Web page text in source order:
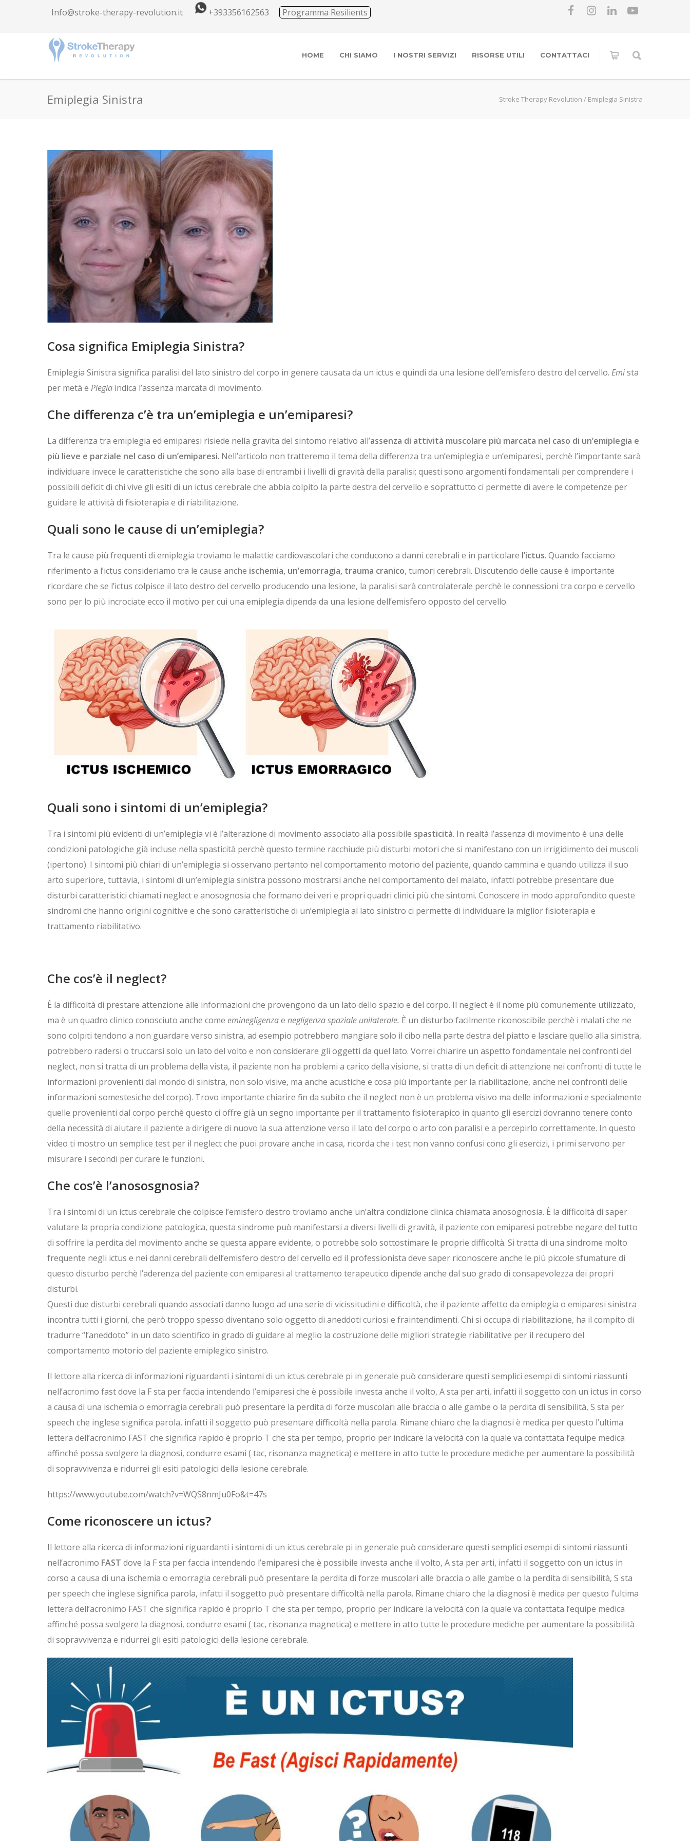
Info@stroke-therapy-revolution.it +393356162563 Programma Resilients
HOME CHI SIAMO I NOSTRI SERVIZI RISORSE UTILI CONTATTACI
Emiplegia Sinistra Stroke Therapy Revolution / Emiplegia Sinistra
Cosa significa Emiplegia Sinistra?
Emiplegia Sinistra significa paralisi del lato sinistro del corpo in genere causata da un ictus e quindi da una lesione dell’emisfero destro del cervello. Emista
per metà e Plegia indica l’assenza marcata di movimento.
Che differenza c’è tra un’emiplegia e un’emiparesi?
La differenza tra emiplegia ed emiparesi risiede nella gravita del sintomo relativo all’assenza di attività muscolare più marcata nel caso di un’emiplegia e
più lieve e parziale nel caso di un’emiparesi. Nell’articolo non tratteremo il tema della differenza tra un’emiplegia e un’emiparesi, perchè l’importante sarà
individuare invece le caratteristiche che sono alla base di entrambi i livelli di gravità della paralisi; questi sono argomenti fondamentali per comprendere i
possibili deficit di chi vive gli esiti di un ictus cerebrale che abbia colpito la parte destra del cervello e soprattutto ci permette di avere le competenze per
guidare le attività di fisioterapia e di riabilitazione.
Quali sono le cause di un’emiplegia?
Tra le cause più frequenti di emiplegia troviamo le malattie cardiovascolari che conducono a danni cerebrali e in particolare l’ictus. Quando facciamo
riferimento a l’ictus consideriamo tra le cause anche ischemia, un’emorragia, trauma cranico, tumori cerebrali. Discutendo delle cause è importante
ricordare che se l’ictus colpisce il lato destro del cervello producendo una lesione, la paralisi sarà controlaterale perchè le connessioni tra corpo e cervello
sono per lo più incrociate ecco il motivo per cui una emiplegia dipenda da una lesione dell’emisfero opposto del cervello.
Quali sono i sintomi di un’emiplegia?
Tra i sintomi più evidenti di un’emiplegia vi è l’alterazione di movimento associato alla possibile spasticità. In realtà l’assenza di movimento è una delle
condizioni patologiche già incluse nella spasticità perchè questo termine racchiude più disturbi motori che si manifestano con un irrigidimento dei muscoli
(ipertono). I sintomi più chiari di un’emiplegia si osservano pertanto nel comportamento motorio del paziente, quando cammina e quando utilizza il suo
arto superiore, tuttavia, i sintomi di un’emiplegia sinistra possono mostrarsi anche nel comportamento del malato, infatti potrebbe presentare due
disturbi caratteristici chiamati neglect e anosognosia che formano dei veri e propri quadri clinici più che sintomi. Conoscere in modo approfondito queste
sindromi che hanno origini cognitive e che sono caratteristiche di un’emiplegia al lato sinistro ci permette di individuare la miglior fisioterapia e
trattamento riabilitativo.
Che cos’è il neglect?
È la difficoltà di prestare attenzione alle informazioni che provengono da un lato dello spazio e del corpo. Il neglect è il nome più comunemente utilizzato,
ma è un quadro clinico conosciuto anche come eminegligenzae negligenza spaziale unilaterale. È un disturbo facilmente riconoscibile perchè i malati che ne
sono colpiti tendono a non guardare verso sinistra, ad esempio potrebbero mangiare solo il cibo nella parte destra del piatto e lasciare quello alla sinistra,
potrebbero radersi o truccarsi solo un lato del volto e non considerare gli oggetti da quel lato. Vorrei chiarire un aspetto fondamentale nei confronti del
neglect, non si tratta di un problema della vista, il paziente non ha problemi a carico della visione, si tratta di un deficit di attenzione nei confronti di tutte le
informazioni provenienti dal mondo di sinistra, non solo visive, ma anche acustiche e cosa più importante per la riabilitazione, anche nei confronti delle
informazioni somestesiche del corpo). Trovo importante chiarire fin da subito che il neglect non è un problema visivo ma delle informazioni e specialmente
quelle provenienti dal corpo perchè questo ci offre già un segno importante per il trattamento fisioterapico in quanto gli esercizi dovranno tenere conto
della necessità di aiutare il paziente a dirigere di nuovo la sua attenzione verso il lato del corpo o arto con paralisi e a percepirlo correttamente. In questo
video ti mostro un semplice test per il neglect che puoi provare anche in casa, ricorda che i test non vanno confusi cono gli esercizi, i primi servono per
misurare i secondi per curare le funzioni.
Che cos’è l’anososgnosia?
Tra i sintomi di un ictus cerebrale che colpisce l’emisfero destro troviamo anche un’altra condizione clinica chiamata anosognosia. È la difficoltà di saper
valutare la propria condizione patologica, questa sindrome può manifestarsi a diversi livelli di gravità, il paziente con emiparesi potrebbe negare del tutto
di soffrire la perdita del movimento anche se questa appare evidente, o potrebbe solo sottostimare le proprie difficoltà. Si tratta di una sindrome molto
frequente negli ictus e nei danni cerebrali dell’emisfero destro del cervello ed il professionista deve saper riconoscere anche le più piccole sfumature di
questo disturbo perchè l’aderenza del paziente con emiparesi al trattamento terapeutico dipende anche dal suo grado di consapevolezza dei propri
disturbi.
Questi due disturbi cerebrali quando associati danno luogo ad una serie di vicissitudini e difficoltà, che il paziente affetto da emiplegia o emiparesi sinistra
incontra tutti i giorni, che però troppo spesso diventano solo oggetto di aneddoti curiosi e fraintendimenti. Chi si occupa di riabilitazione, ha il compito di
tradurre “l’aneddoto” in un dato scientifico in grado di guidare al meglio la costruzione delle migliori strategie riabilitative per il recupero del
comportamento motorio del paziente emiplegico sinistro.
Il lettore alla ricerca di informazioni riguardanti i sintomi di un ictus cerebrale pi in generale può considerare questi semplici esempi di sintomi riassunti
nell’acronimo fast dove la F sta per faccia intendendo l’emiparesi che è possibile investa anche il volto, A sta per arti, infatti il soggetto con un ictus in corso
a causa di una ischemia o emorragia cerebrali può presentare la perdita di forze muscolari alle braccia o alle gambe o la perdita di sensibilità, S sta per
speech che inglese significa parola, infatti il soggetto può presentare difficoltà nella parola. Rimane chiaro che la diagnosi è medica per questo l’ultima
lettera dell’acronimo FAST che significa rapido è proprio T che sta per tempo, proprio per indicare la velocità con la quale va contattata l’equipe medica
affinché possa svolgere la diagnosi, condurre esami ( tac, risonanza magnetica) e mettere in atto tutte le procedure mediche per aumentare la possibilità
di sopravvivenza e ridurrei gli esiti patologici della lesione cerebrale.
https://www.youtube.com/watch?v=WQS8nmJu0Fo&t=47s
Come riconoscere un ictus?
Il lettore alla ricerca di informazioni riguardanti i sintomi di un ictus cerebrale pi in generale può considerare questi semplici esempi di sintomi riassunti
nell’acronimo FAST dove la F sta per faccia intendendo l’emiparesi che è possibile investa anche il volto, A sta per arti, infatti il soggetto con un ictus in
corso a causa di una ischemia o emorragia cerebrali può presentare la perdita di forze muscolari alle braccia o alle gambe o la perdita di sensibilità, S sta
per speech che inglese significa parola, infatti il soggetto può presentare difficoltà nella parola. Rimane chiaro che la diagnosi è medica per questo l’ultima
lettera dell’acronimo FAST che significa rapido è proprio T che sta per tempo, proprio per indicare la velocità con la quale va contattata l’equipe medica
affinché possa svolgere la diagnosi, condurre esami ( tac, risonanza magnetica) e mettere in atto tutte le procedure mediche per aumentare la possibilità
di sopravvivenza e ridurrei gli esiti patologici della lesione cerebrale.